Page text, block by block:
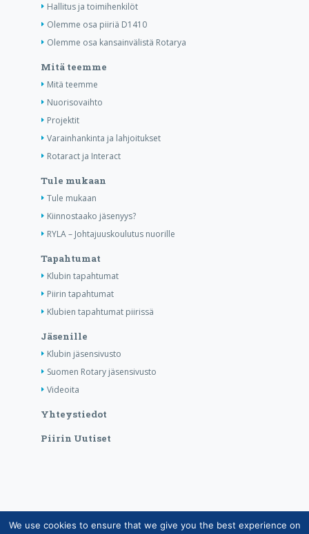
Hallitus ja toimihenkilöt
Olemme osa piiriä D1410
Olemme osa kansainvälistä Rotarya
Mitä teemme
Mitä teemme
Nuorisovaihto
Projektit
Varainhankinta ja lahjoitukset
Rotaract ja Interact
Tule mukaan
Tule mukaan
Kiinnostaako jäsenyys?
RYLA – Johtajuuskoulutus nuorille
Tapahtumat
Klubin tapahtumat
Piirin tapahtumat
Klubien tapahtumat piirissä
Jäsenille
Klubin jäsensivusto
Suomen Rotary jäsensivusto
Videoita
Yhteystiedot
Piirin Uutiset
Copyright © Suomen Rotarypalvelu ry 2026 |
We use cookies to ensure that we give you the best experience on